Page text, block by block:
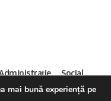
Social
Contact
mai bună experiență pe